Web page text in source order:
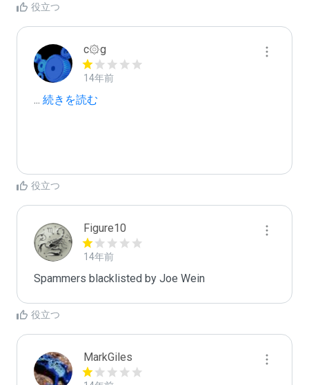
役立つ
c۞g
14年前
... 続きを読む
役立つ
Figure10
14年前
Spammers blacklisted by Joe Wein
役立つ
MarkGiles